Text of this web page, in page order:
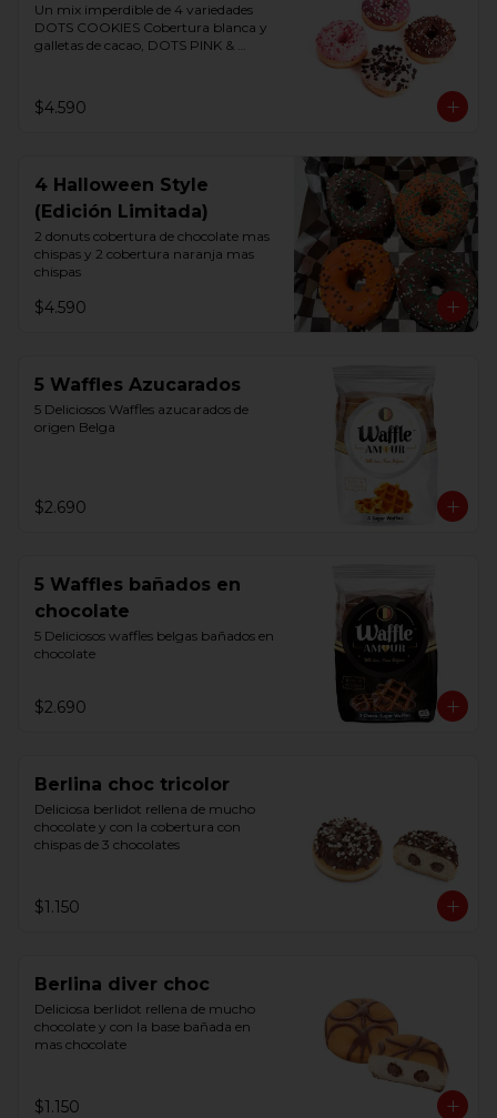
Un mix imperdible de 4 variedades
DOTS COOKIES Cobertura blanca y
galletas de cacao, DOTS PINK &
PURPLE WHITE Cobertura sabor
frutos del bosque y chocolate blanco,
$4.590
4 Halloween Style
(Edición Limitada)
2 donuts cobertura de chocolate mas
chispas y 2 cobertura naranja mas
chispas
$4.590
5 Waffles Azucarados
5 Deliciosos Waffles azucarados de
origen Belga
$2.690
5 Waffles bañados en
chocolate
5 Deliciosos waffles belgas bañados en
chocolate
$2.690
Berlina choc tricolor
Deliciosa berlidot rellena de mucho
chocolate y con la cobertura con
chispas de 3 chocolates
$1.150
Berlina diver choc
Deliciosa berlidot rellena de mucho
chocolate y con la base bañada en
mas chocolate
$1.150